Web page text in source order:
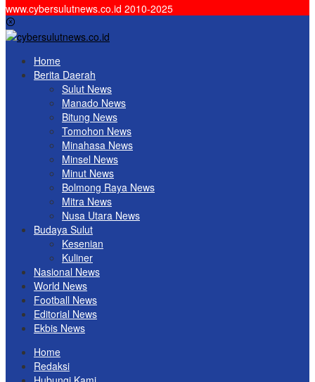
www.cybersulutnews.co.id 2010-2025
Home
Berita Daerah
Sulut News
Manado News
Bitung News
Tomohon News
Minahasa News
Minsel News
Minut News
Bolmong Raya News
Mitra News
Nusa Utara News
Budaya Sulut
Kesenian
Kuliner
Nasional News
World News
Football News
Editorial News
Ekbis News
Home
Redaksi